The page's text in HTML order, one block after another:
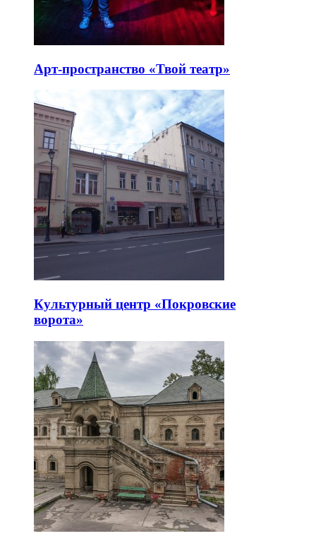
Арт-пространство «Твой театр»
Культурный центр «Покровские
ворота»